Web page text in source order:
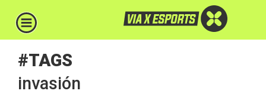
#TAGS
invasión